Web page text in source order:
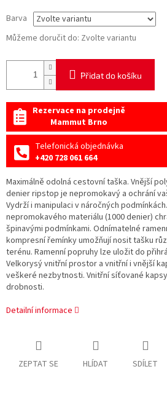
Barva
Můžeme doručit do: Zvolte variantu
Přidat do košíku
Rezervace na prodejně
Mammut Brno
Telefonická objednávka
+420 728 061 664
Maximálně odolná cestovní taška. Vnější
denier ripstop je nepromokavý a ochrání
Vydrží i manipulaci v náročných
nepromokavého materiálu (1000 denier)
špinavými podmínkami. Odnímatelné
kompresní řemínky umožňují nosit tašku
terénu. Ramenní popruhy lze uložit do
Velkorysý vnitřní prostor a vnitřní i vnější
veškeré nezbytnosti. Vnitřní síťované
drobnosti.
Detailní informace
ZEPTAT SE HLÍDAT SDÍLET